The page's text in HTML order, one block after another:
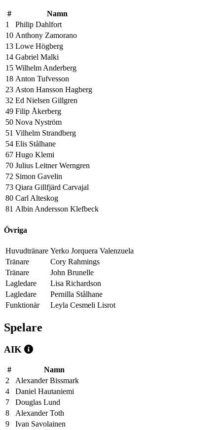
#
Namn
1
Philip Dahlfort
10 Anthony Zamorano
13 Lowe Högberg
14 Gabriel Malki
15 Wilhelm Anderberg
18 Anton Tufvesson
23 Aston Hansson Hagberg
32 Ed Nielsen Gillgren
49 Filip Åkerberg
50 Nova Nyström
51 Vilhelm Strandberg
54 Elis Stålhane
67 Hugo Klemi
70 Julius Leitner Werngren
72 Simon Gavelin
73 Qiara Gillfjärd Carvajal
80 Carl Alteskog
81 Albin Andersson Klefbeck
Övriga
Huvudtränare Yerko Jorquera Valenzuela
Tränare
Cory Rahmings
Tränare
John Brunelle
Lagledare
Lisa Richardson
Lagledare
Pernilla Stålhane
Funktionär
Leyla Cesmeli Lisrot
Spelare
AIK
#
Namn
2
Alexander Bissmark
4
Daniel Hautaniemi
7
Douglas Lund
8
Alexander Toth
9
Ivan Savolainen